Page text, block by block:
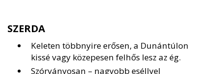
SZERDA
Keleten többnyire erősen, a Dunántúlon
kissé vagy közepesen felhős lesz az ég.
Szórványosan – nagyobb eséllyel